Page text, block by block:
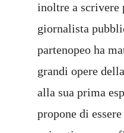
inoltre a scrivere
giornalista
partenopeo ha
grandi opere
alla sua prima
propone di